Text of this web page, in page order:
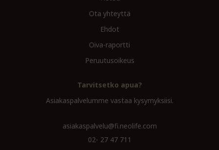
Ota yhteyttä
Ehdot
Oiva-raportti
Peruutusoikeus
Tarvitsetko apua?
Asiakaspalvelumme vastaa kysymyksiisi.
asiakaspalvelu@fi.neolife.com
02- 27 47 711